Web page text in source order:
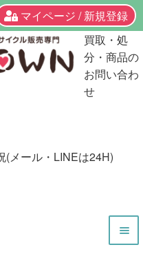
マイページ / 新規登録
買取・処
分・商品の
お問い合わ
せ
(メール・LINEは24H)